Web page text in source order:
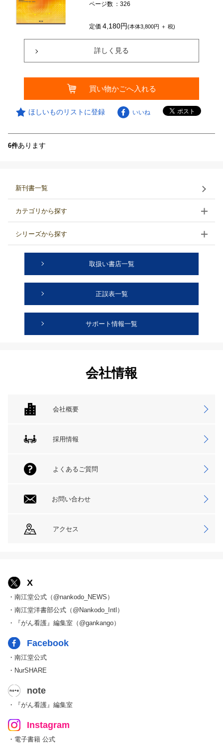
ページ数 ：326
定価4,180円(本体3,800円 ＋ 税)
詳しく見る
買い物かごへ入れる
ほしいものリストに登録 いいね
6件あります
新刊書一覧
カテゴリから探す
シリーズから探す
取扱い書店一覧
正誤表一覧
サポート情報一覧
会社情報
会社概要
採用情報
よくあるご質問
お問い合わせ
アクセス
X
・南江堂公式（@nankodo_NEWS）
・南江堂洋書部公式（@Nankodo_Intl）
・『がん看護』編集室（@gankango）
Facebook
・南江堂公式
・NurSHARE
note
・『がん看護』編集室
Instagram
・電子書籍 公式